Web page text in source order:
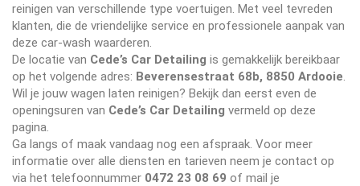
reinigen van verschillende type voertuigen. Met veel tevreden
klanten, die de vriendelijke service en professionele aanpak van
deze car-wash waarderen.
De locatie van Cede’s Car Detailing is gemakkelijk bereikbaar
op het volgende adres: Beverensestraat 68b, 8850 Ardooie
Wil je jouw wagen laten reinigen? Bekijk dan eerst even de
openingsuren van Cede’s Car Detailing vermeld op deze
pagina.
Ga langs of maak vandaag nog een afspraak. Voor meer
informatie over alle diensten en tarieven neem je contact op
via het telefoonnummer 0472 23 08 69 of mail je